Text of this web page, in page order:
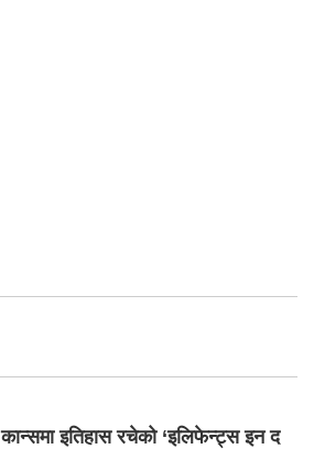
कान्समा इतिहास रचेको ‘इलिफेन्ट्स इन द